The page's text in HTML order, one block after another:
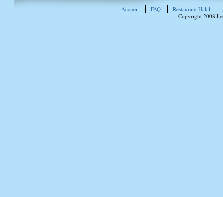
Accueil FAQ Restaurant Halal
Copyright 2008